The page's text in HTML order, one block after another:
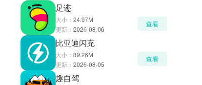
足迹
大小： 24.97M
更新： 2026-08-06
查看
比亚迪闪充
大小： 89.26M
更新： 2026-08-05
查看
趣自驾